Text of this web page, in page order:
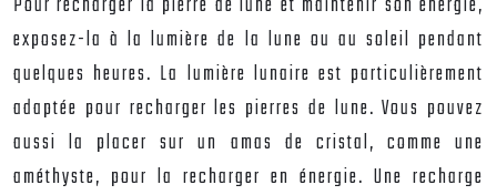
exposez-la à la lumière de la lune ou au soleil pendant
quelques heures. La lumière lunaire est particulièrement
adaptée pour recharger les pierres de lune. Vous pouvez
aussi la placer sur un amas de cristal, comme une
améthyste, pour la recharger en énergie. Une recharge